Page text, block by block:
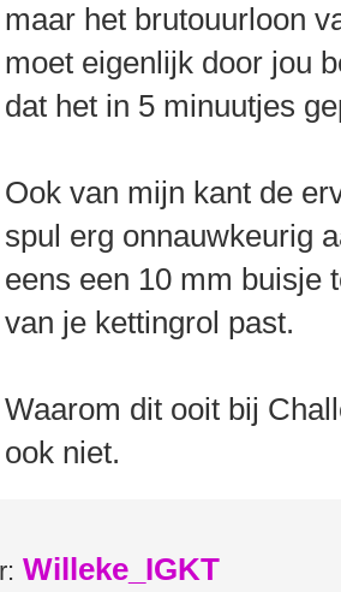
maar het brutouurloon
moet eigenlijk door jou
dat het in 5 minuutjes
Ook van mijn kant de
spul erg onnauwkeurig
eens een 10 mm buisje
van je kettingrol past.
Waarom dit ooit bij
ook niet.
Willeke_IGKT